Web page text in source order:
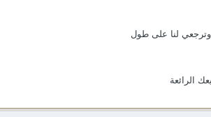
لنا على طول
الرائعة